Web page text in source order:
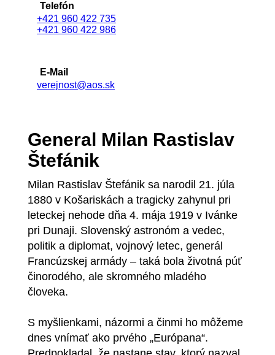
Telefón
+421 960 422 735
+421 960 422 986
E-Mail
verejnost@aos.sk
General Milan Rastislav
Štefánik
Milan Rastislav Štefánik sa narodil 21. júla
1880 v Košariskách a tragicky zahynul pri
leteckej nehode dňa 4. mája 1919 v Ivánke
pri Dunaji. Slovenský astronóm a vedec,
politik a diplomat, vojnový letec, generál
Francúzskej armády – taká bola životná púť
činorodého, ale skromného mladého
človeka.
S myšlienkami, názormi a činmi ho môžeme
dnes vnímať ako prvého „Európana“.